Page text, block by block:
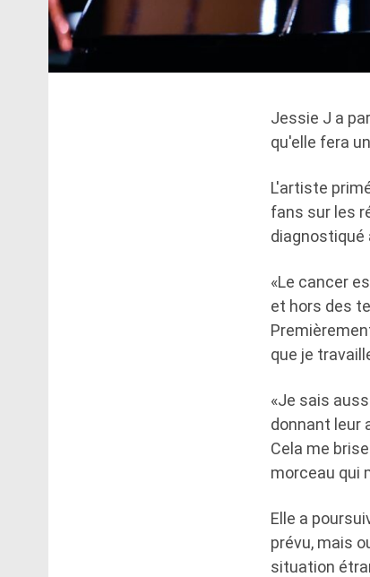
Jessie J a
qu'elle fera
L'artiste
fans sur les
diagnostiqué
«Le cancer
et hors des
que je
«Je sais
donnant leur
Cela me
morceau qui
Elle a
prévu, mais
situation